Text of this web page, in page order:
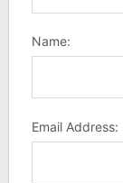
Name:
Email Address: